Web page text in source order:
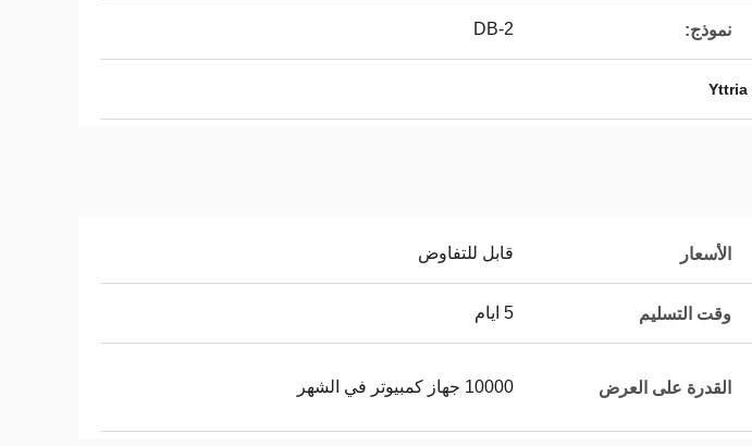
نموذج: DB-2
الأسعار قابل للتفاوض
وقت التسليم 5 ايام
القدرة على العرض 10000 جهاز كمبيوتر في الشهر